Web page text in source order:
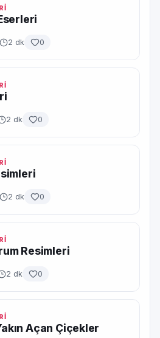
2 dk 0
2 dk 0
2 dk 0
Resimleri
2 dk 0
Açan Çiçekler